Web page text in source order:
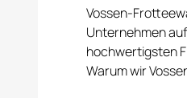
Vossen-
Unternehmen
hochwertigsten
Warum wir